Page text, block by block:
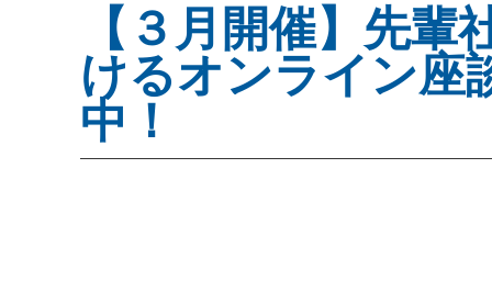
【３月開催】先
けるオンライン座
中！